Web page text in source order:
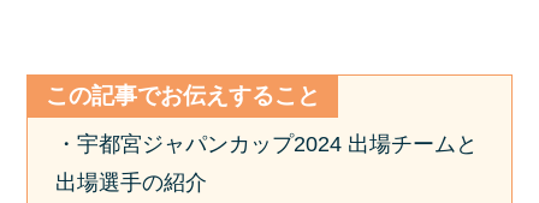
この記事でお伝えすること
・宇都宮ジャパンカップ2024 出場チームと
出場選手の紹介